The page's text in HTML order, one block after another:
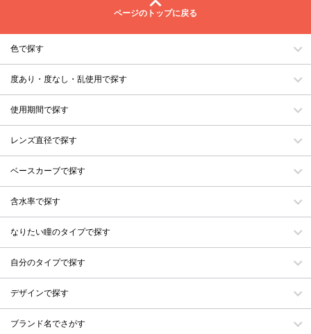
ページのトップに戻る
色で探す
度あり・度なし・乱使用で探す
使用期間で探す
レンズ直径で探す
ベースカーブで探す
含水率で探す
なりたい瞳のタイプで探す
自分のタイプで探す
デザインで探す
ブランド名でさがす